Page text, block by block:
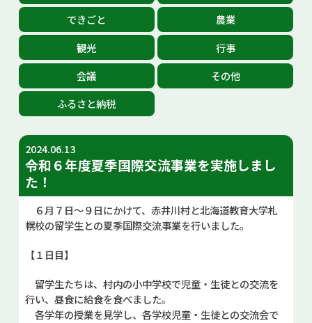
あかいがわ広報
お問い合せ
Select Language▼
できごと
農業
観光
行事
会議
その他
ふるさと納税
2024.06.13
令和６年度夏季国際交流事業を実施しまし
た！
６月７日～９日にかけて、赤井川村と北海道教育大学札
幌校の留学生との夏季国際交流事業を行いました。
【１日目】
留学生たちは、村内の小中学校で児童・生徒との交流を
行い、昼食に給食を食べました。
各学年の授業を見学し、各学校児童・生徒との交流会で